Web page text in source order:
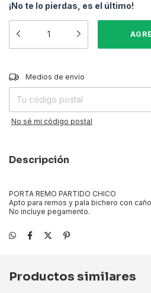
¡No te lo pierdas, es el último!
Entregas para el CP:
Medios de envío
No sé mi código postal
Descripción
PORTA REMO PARTIDO CHICO
Apto para remos y pala bichero con
No incluye pegamento.
Productos similares